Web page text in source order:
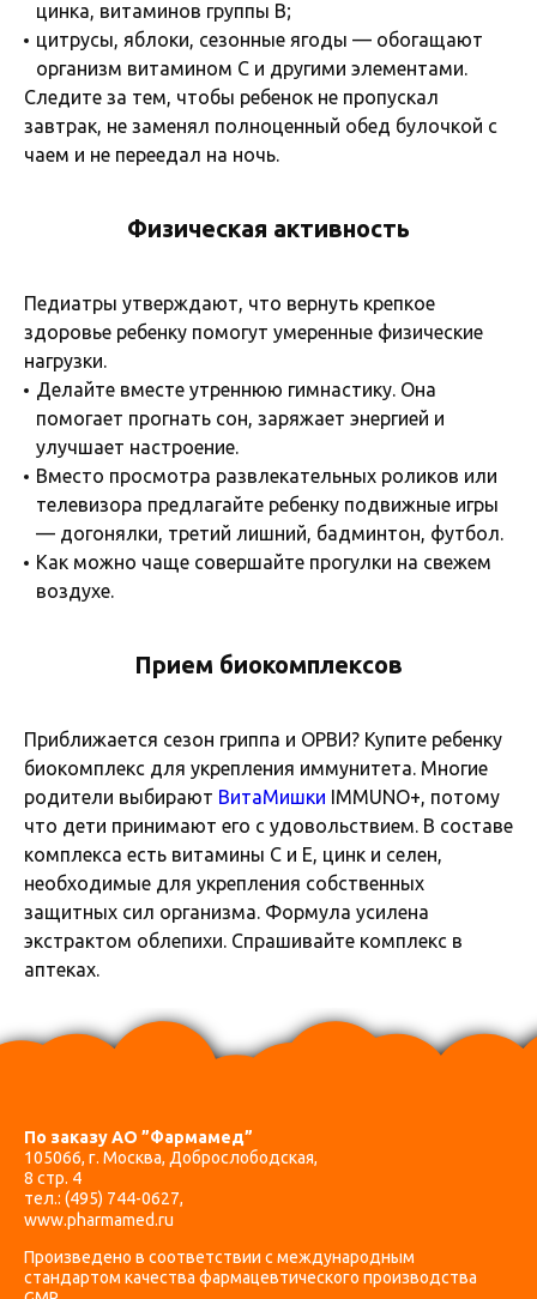
цинка, витаминов группы B;
цитрусы, яблоки, сезонные ягоды — обогащают
организм витамином C и другими элементами.
Следите за тем, чтобы ребенок не пропускал
завтрак, не заменял полноценный обед булочкой с
чаем и не переедал на ночь.
Физическая активность
Педиатры утверждают, что вернуть крепкое
здоровье ребенку помогут умеренные физические
нагрузки.
Делайте вместе утреннюю гимнастику. Она
помогает прогнать сон, заряжает энергией и
улучшает настроение.
Вместо просмотра развлекательных роликов или
телевизора предлагайте ребенку подвижные игры
— догонялки, третий лишний, бадминтон, футбол.
Как можно чаще совершайте прогулки на свежем
воздухе.
Прием биокомплексов
Приближается сезон гриппа и ОРВИ? Купите ребенку
биокомплекс для укрепления иммунитета. Многие
родители выбирают ВитаМишки IMMUNO+, потому
что дети принимают его с удовольствием. В составе
комплекса есть витамины C и E, цинк и селен,
необходимые для укрепления собственных
защитных сил организма. Формула усилена
экстрактом облепихи. Спрашивайте комплекс в
аптеках.
По заказу АО ”Фармамед”
105066, г. Москва, Доброслободская,
8 стр. 4
тел.: (495) 744-0627,
www.pharmamed.ru
Произведено в соответствии с международным
стандартом качества фармацевтического производства